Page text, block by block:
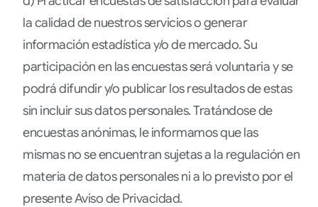
la calidad de nuestros servicios o generar
información estadística y/o de mercado. Su
participación en las encuestas será voluntaria y se
podrá difundir y/o publicar los resultados de estas
sin incluir sus datos personales. Tratándose de
encuestas anónimas, le informamos que las
mismas no se encuentran sujetas a la regulación en
materia de datos personales ni a lo previsto por el
presente Aviso de Privacidad.